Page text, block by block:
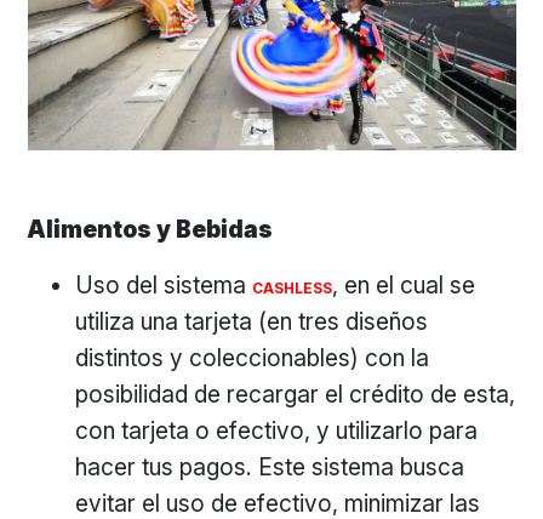
Alimentos y Bebidas
Uso del sistema CASHLESS, en el cual se
utiliza una tarjeta (en tres diseños
distintos y coleccionables) con la
posibilidad de recargar el crédito de esta,
con tarjeta o efectivo, y utilizarlo para
hacer tus pagos. Este sistema busca
evitar el uso de efectivo, minimizar las